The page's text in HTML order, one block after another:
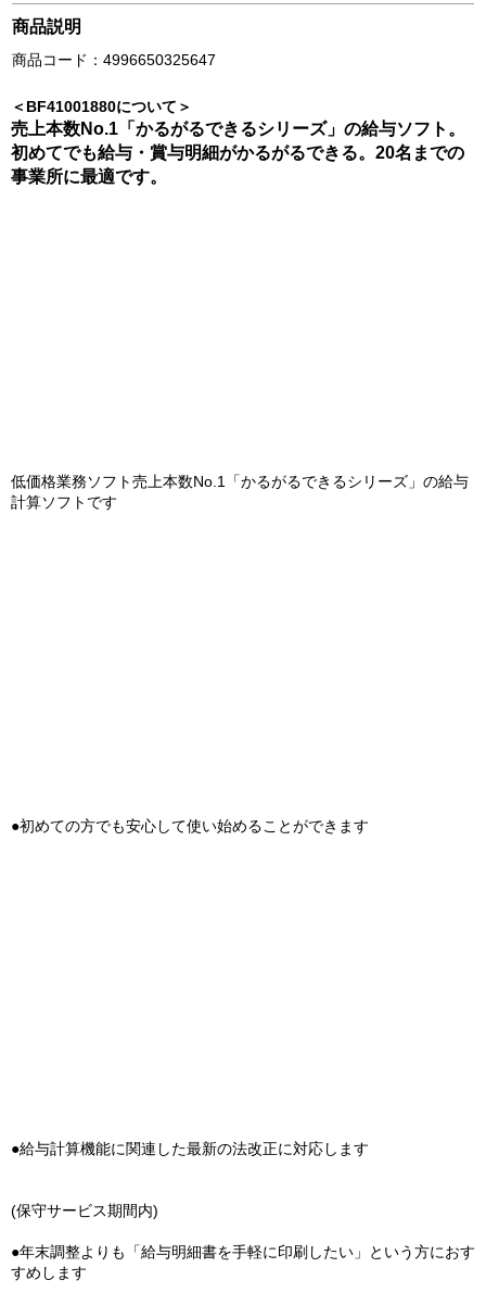
商品説明
商品コード：4996650325647
＜BF41001880について＞
売上本数No.1「かるがるできるシリーズ」の給与ソフト。
初めてでも給与・賞与明細がかるがるできる。20名までの
事業所に最適です。
低価格業務ソフト売上本数No.1「かるがるできるシリーズ」の給与
計算ソフトです
●初めての方でも安心して使い始めることができます
●給与計算機能に関連した最新の法改正に対応します
(保守サービス期間内)
●年末調整よりも「給与明細書を手軽に印刷したい」という方におす
すめします